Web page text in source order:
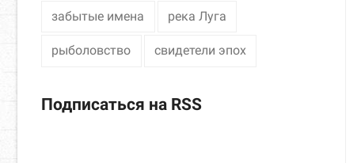
забытые имена река Луга
рыболовство свидетели эпох
Подписаться на RSS